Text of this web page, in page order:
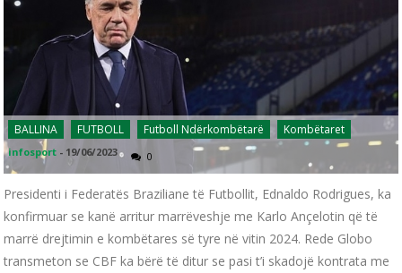
BALLINA FUTBOLL Futboll Ndërkombëtarë Kombëtaret
infosport - 19/06/2023 0
Presidenti i Federatës Braziliane të Futbollit, Ednaldo Rodrigues, ka
konfirmuar se kanë arritur marrëveshje me Karlo Ançelotin që të
marrë drejtimin e kombëtares së tyre në vitin 2024. Rede Globo
transmeton se CBF ka bërë të ditur se pasi t’i skadojë kontrata me